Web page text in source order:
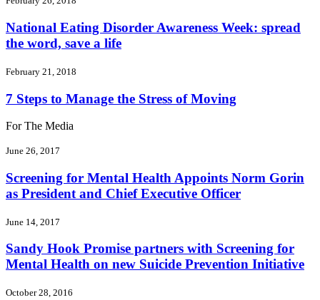
National Eating Disorder Awareness Week: spread
the word, save a life
February 21, 2018
7 Steps to Manage the Stress of Moving
For The Media
June 26, 2017
Screening for Mental Health Appoints Norm Gorin
as President and Chief Executive Officer
June 14, 2017
Sandy Hook Promise partners with Screening for
Mental Health on new Suicide Prevention Initiative
October 28, 2016